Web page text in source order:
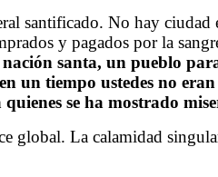
santificado. No hay ciudad
y pagados por la
santa, un pueblo
un tiempo ustedes no
se ha mostrado
global. La calamidad